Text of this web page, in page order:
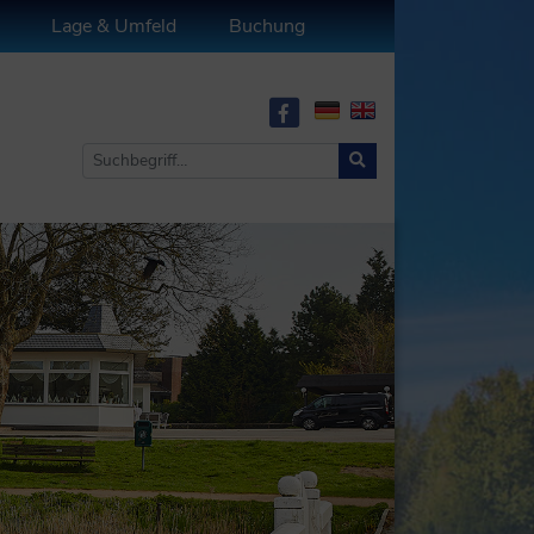
Lage & Umfeld Buchung